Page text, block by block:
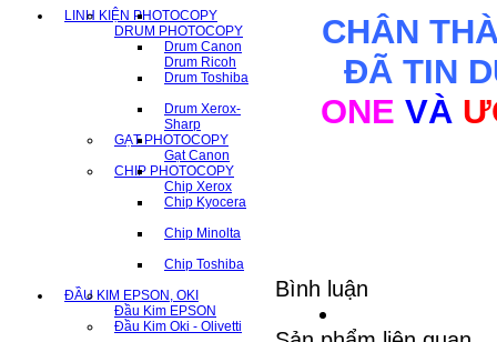
LINH KIỆN PHOTOCOPY
DRUM PHOTOCOPY
Drum Canon
Drum Ricoh
Drum Toshiba
Drum Xerox-
Sharp
GẠT PHOTOCOPY
Gạt Canon
CHIP PHOTOCOPY
Chip Xerox
Chip Kyocera
Chip Minolta
Chip Toshiba
ĐẦU KIM EPSON, OKI
Đầu Kim EPSON
Đầu Kim Oki - Olivetti
CHÂN
ĐÃ TIN
ONE VÀ
Bình luận